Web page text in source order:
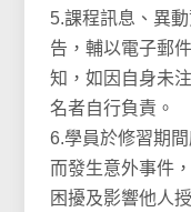
5.課程訊息、異
告，輔以電子郵
知，如因自身未
名者自行負責。
6.學員於修習期
而發生意外事件
困擾及影響他人